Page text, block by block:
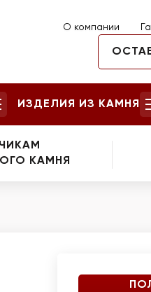
О компании
ИЗДЕЛИЯ ИЗ КАМНЯ
КАМНЯ